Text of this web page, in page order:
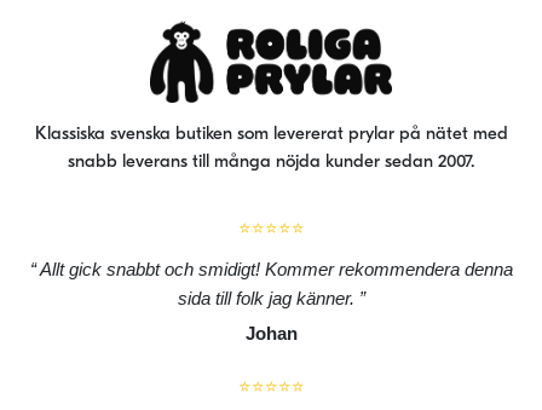
Klassiska svenska butiken som levererat prylar på nätet med
snabb leverans till många nöjda kunder sedan 2007.
⭐⭐⭐⭐⭐
Allt gick snabbt och smidigt! Kommer rekommendera denna
sida till folk jag känner.
Johan
⭐⭐⭐⭐⭐